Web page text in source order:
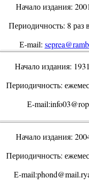
Начало издания:
Периодичность: 8 раз
Е-mail:
Начало издания:
Периодичность:
Е-mail:info03@rop
Начало издания:
Периодичность:
Е-mail:phond@mail.